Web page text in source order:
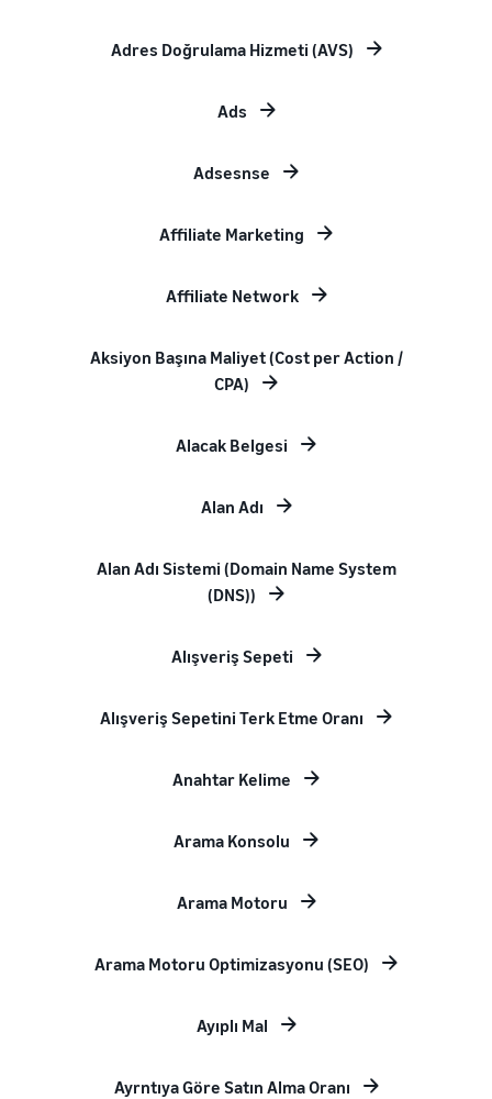
Adres Doğrulama Hizmeti (AVS)
Ads
Adsesnse
Affiliate Marketing
Affiliate Network
Aksiyon Başına Maliyet (Cost per Action /
CPA)
Alacak Belgesi
Alan Adı
Alan Adı Sistemi (Domain Name System
(DNS))
Alışveriş Sepeti
Alışveriş Sepetini Terk Etme Oranı
Anahtar Kelime
Arama Konsolu
Arama Motoru
Arama Motoru Optimizasyonu (SEO)
Ayıplı Mal
Ayrntıya Göre Satın Alma Oranı